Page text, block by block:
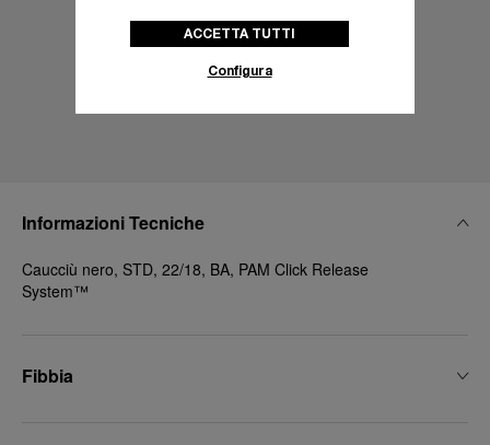
Informazioni Tecniche
Caucciù nero, STD, 22/18, BA, PAM Click Release
System™
Fibbia
ACCETTA TUTTI
Configura